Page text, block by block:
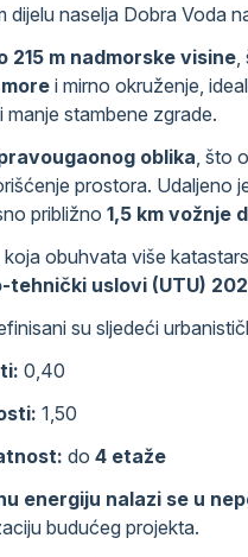
naselja Dobra Voda
215 m nadmorske visine,
i mirno okruženje,
stambene zgrade.
oblika, što
prostora. Udaljeno
približno 1,5 km vožnje
obuhvata više
uslovi (UTU)
su sljedeći
0,40
1,50
do 4 etaže
energiju nalazi se u
budućeg projekta.